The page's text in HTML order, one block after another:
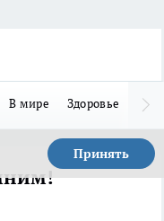
В мире Здоровье
Принять